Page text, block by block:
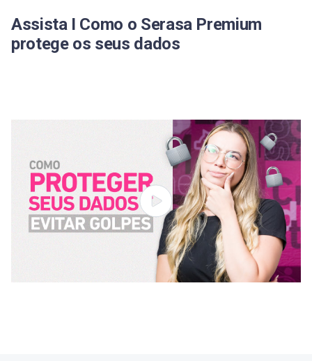
Assista I Como o Serasa Premium
protege os seus dados